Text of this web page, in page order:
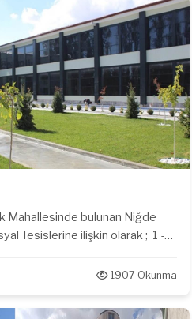
Mahallesinde bulunan Niğde
Tesislerine ilişkin olarak ; 1 -
ve Restaurant “ olarak işletilmek
kadar tekliflerini kapalı
1907 Okunma